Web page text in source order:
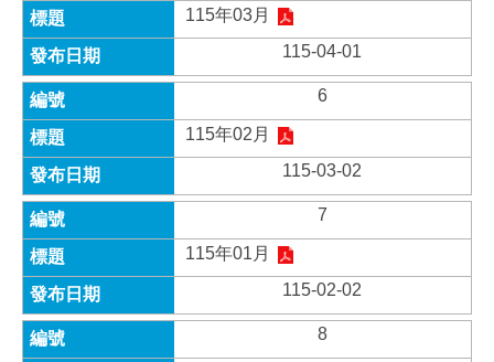
115年03月
115-04-01
6
115年02月
115-03-02
7
115年01月
115-02-02
8